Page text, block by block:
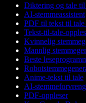
Diktering og tale til
AI-stemmeassistent
PDF til tekst til
Tekst-til-tale-
Kvinnelig
Mannlig
Beste
Anime-tekst til tale
AI-
PDF-oppleser